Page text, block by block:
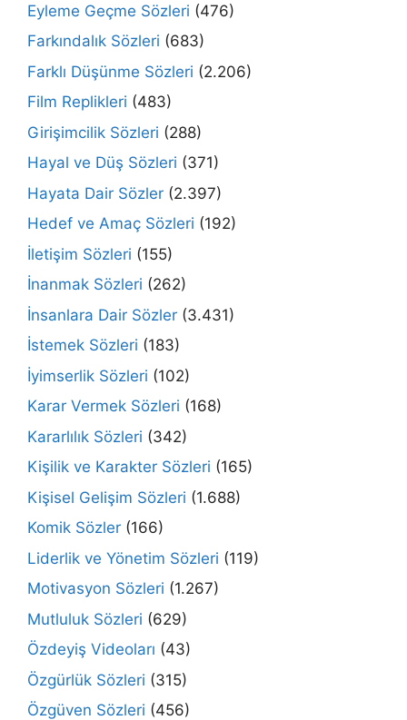
Eyleme Geçme Sözleri (476)
Farkındalık Sözleri (683)
Farklı Düşünme Sözleri (2.206)
Film Replikleri (483)
Girişimcilik Sözleri (288)
Hayal ve Düş Sözleri (371)
Hayata Dair Sözler (2.397)
Hedef ve Amaç Sözleri (192)
İletişim Sözleri (155)
İnanmak Sözleri (262)
İnsanlara Dair Sözler (3.431)
İstemek Sözleri (183)
İyimserlik Sözleri (102)
Karar Vermek Sözleri (168)
Kararlılık Sözleri (342)
Kişilik ve Karakter Sözleri (165)
Kişisel Gelişim Sözleri (1.688)
Komik Sözler (166)
Liderlik ve Yönetim Sözleri (119)
Motivasyon Sözleri (1.267)
Mutluluk Sözleri (629)
Özdeyiş Videoları (43)
Özgürlük Sözleri (315)
Özgüven Sözleri (456)